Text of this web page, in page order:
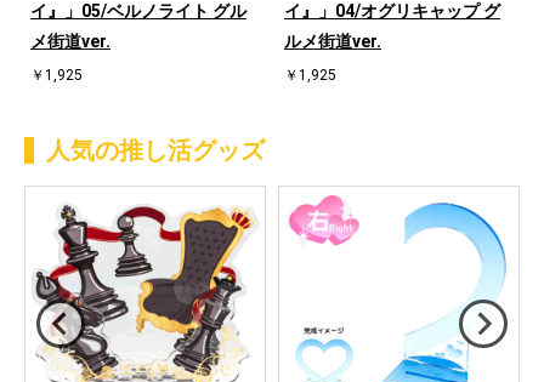
イ』」05/ベルノライト グル
メ街道ver.
￥1,925
イ』」04/オグリキャップ グ
ルメ街道ver.
￥1,925
人気の推し活グッズ